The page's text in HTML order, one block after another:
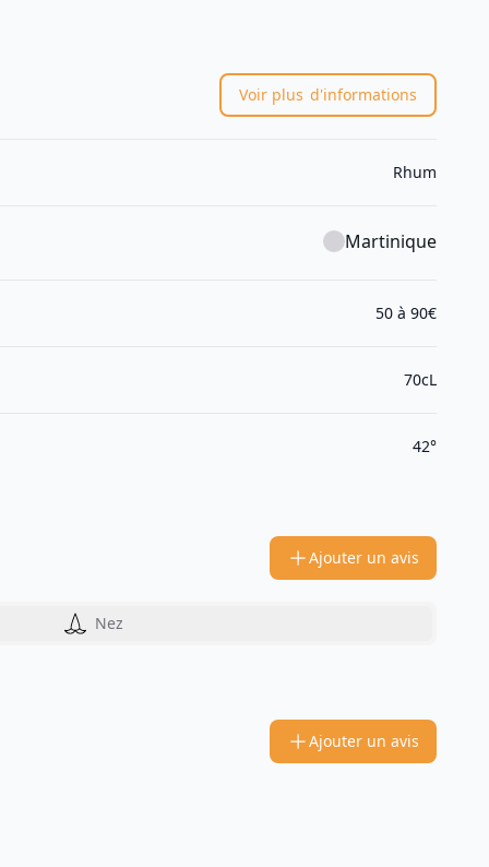
Voir plus d'informations
Rhum
Martinique
50 à 90€
70cL
42°
Ajouter un avis
Nez
Ajouter un avis